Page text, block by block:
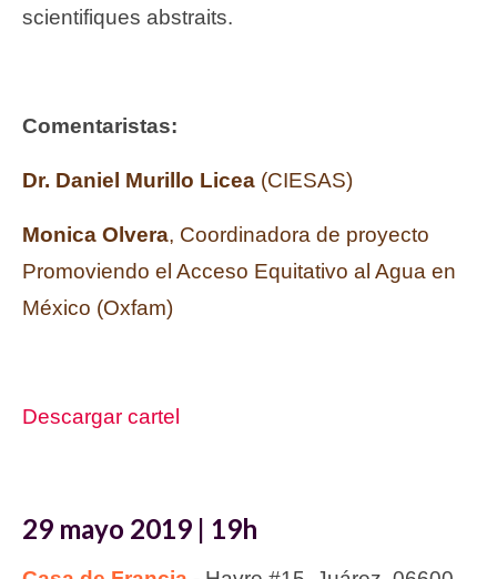
scientifiques abstraits.
Comentaristas:
Dr. Daniel Murillo Licea (CIESAS)
Monica Olvera, Coordinadora de proyecto
Promoviendo el Acceso Equitativo al Agua en
México (Oxfam)
Descargar cartel
29 mayo 2019 | 19h